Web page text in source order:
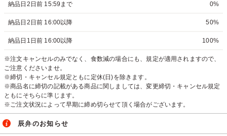
納品日2日前 15:59まで 0%
納品日2日前 16:00以降 50%
納品日1日前 16:00以降 100%
※注文キャンセルのみでなく、食数減の場合にも、規定が適用されますので、
ご注意くださいませ。
※締切・キャンセル規定ともに定休(日)を除きます。
※商品名に締切の記載がある商品に関しましては、変更締切・キャンセル規定
ともにそちらに準じます。
※ご注文状況によって早期に締め切らせて頂く場合がございます。
辰弁のお知らせ